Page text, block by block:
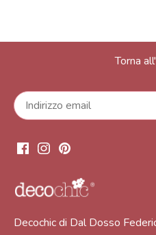
Torna
Decochic di Dal Dosso